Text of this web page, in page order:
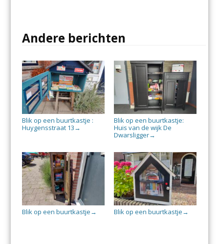
Andere berichten
Blik op een buurtkastje :
Huygensstraat 13 →
Blik op een buurtkastje:
Huis van de wijk De
Dwarsligger→
Blik op een buurtkastje → Blik op een buurtkastje →